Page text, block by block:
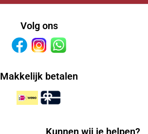
Volg ons
FacebookInstagram
Makkelijk betalen
Kunnen wij je helpen?